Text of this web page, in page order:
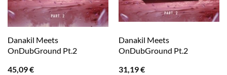
Danakil Meets
OnDubGround Pt.2
45,09€
Danakil Meets
OnDubGround Pt.2
31,19€